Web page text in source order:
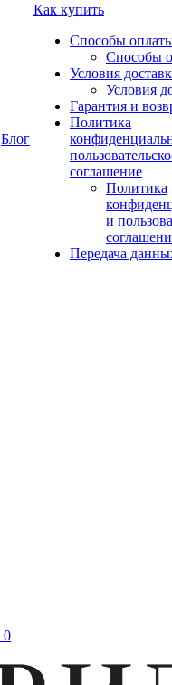
Блог
Как купить
Способы
Способы
Условия
Условия
Гарантия и
Политика
соглашение
Политика
и
Передача
0